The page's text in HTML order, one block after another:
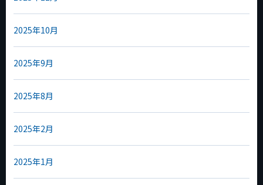
2025年10月
2025年9月
2025年8月
2025年2月
2025年1月